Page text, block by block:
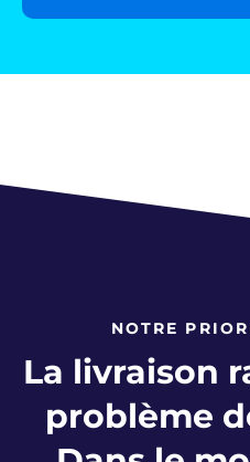
NOTRE
La livraison
problème